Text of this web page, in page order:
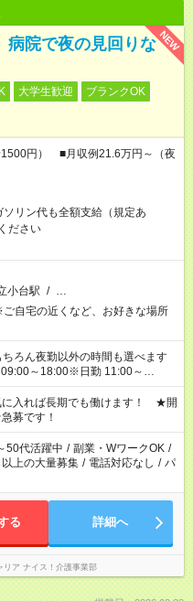
NEW
病院で夜の見回りな
大学生歓迎
ブランクOK
1500円） ■月収例21.6万円～（夜
リン代も全額支給（規定あ
ださい
小台駅 / …
自宅の近くなど、お好きな場所
ろん夜勤以外の時間も選べます
～18:00※日勤 11:00～
選べる施設もあるので、ご希望が
制。勤務地により実働時間が異
みが必要な場合も遠慮なくご相談
に入れば長期でも働けます！ ★開
募です！
50代活躍中 / 副業・WワークOK /
上の大量募集 / 電話対応なし / パ
る 詳細へ
リア ナイス！介護事業部